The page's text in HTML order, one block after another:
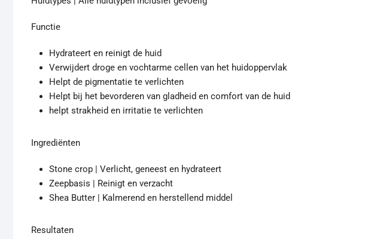
Functie
Hydrateert en reinigt de huid
Verwijdert droge en vochtarme cellen van het huidoppervlak
Helpt de pigmentatie te verlichten
Helpt bij het bevorderen van gladheid en comfort van de huid
helpt strakheid en irritatie te verlichten
Ingrediënten
Stone crop | Verlicht, geneest en hydrateert
Zeepbasis | Reinigt en verzacht
Shea Butter | Kalmerend en herstellend middel
Resultaten